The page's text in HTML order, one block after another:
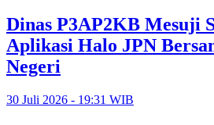
Dinas P3AP2KB Mesuji
Aplikasi Halo JPN
Negeri
30 Juli 2026 - 19:31 WIB